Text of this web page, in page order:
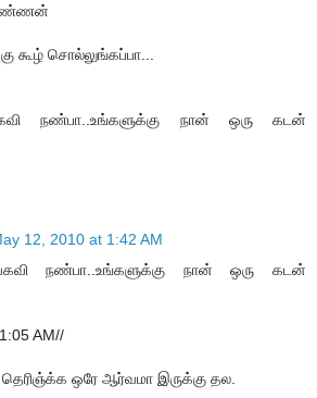
கண்ணன்
கூழ் சொல்லுங்கப்பா...
நண்பா..உங்களுக்கு நான் ஒரு கடன்
12, 2010 at 1:42 AM
நண்பா..உங்களுக்கு நான் ஒரு கடன்
AM//
ஒரே ஆர்வமா இருக்கு தல.